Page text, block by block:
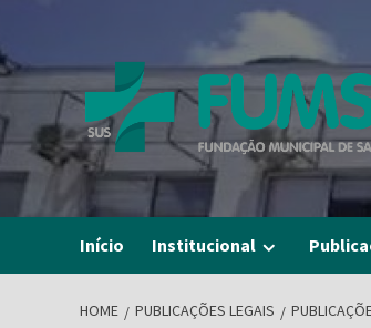
content
Início Institucional
HOME PUBLICAÇÕES LEGAIS